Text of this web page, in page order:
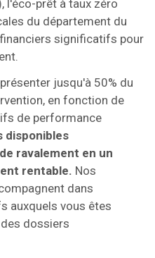
l'éco-prêt à taux zéro
du département du
significatifs pour
jusqu'à 50% du
en fonction de
de performance
disponibles
ravalement en un
rentable. Nos
dans
auxquels vous êtes
dossiers